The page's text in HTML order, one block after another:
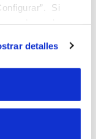
Si
funcione y que
consultar
Cookies
detalles
gestiones en
el envío y
papel.
de WhatsApp
sordas